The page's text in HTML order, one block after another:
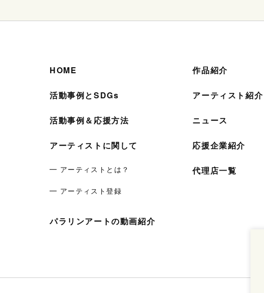
HOME
活動事例とSDGs
活動事例＆応援方法
アーティストに関して
━ アーティストとは？
━ アーティスト登録
パラリンアートの動画紹介
作品紹介
アーティスト紹介
ニュース
応援企業紹介
代理店一覧